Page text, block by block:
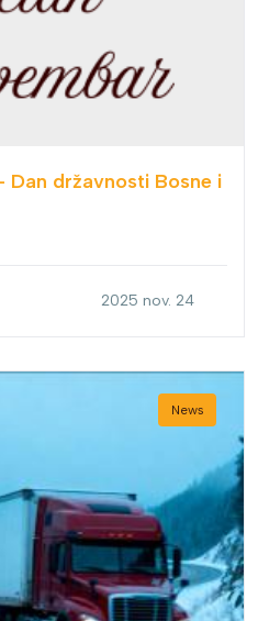
Dan državnosti Bosne i
2025 nov. 24
News